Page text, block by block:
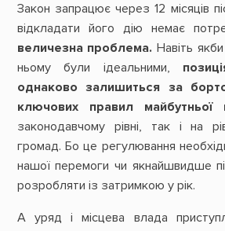
Закон запрацює через 12 місяців
відкладати його дію немає
величезна проблема. Навіть
ньому були ідеальними,
однаково залишиться за
ключових правил майбутньої
законодавчому рівні, так і на
громад. Бо це регулювання
нашої перемоги чи якнайшвидше
розробляти із затримкою у рік.
А уряд і місцева влада